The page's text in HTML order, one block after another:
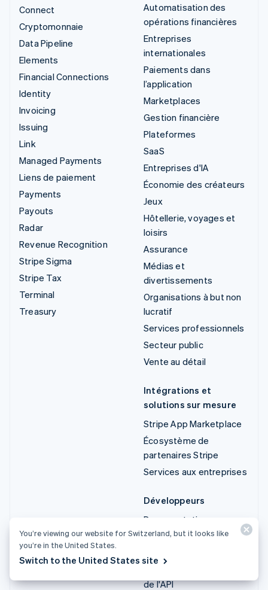
Connect
Cryptomonnaie
Data Pipeline
Elements
Financial Connections
Identity
Invoicing
Issuing
Link
Managed Payments
Liens de paiement
Payments
Payouts
Radar
Revenue Recognition
Stripe Sigma
Stripe Tax
Terminal
Treasury
Automatisation des
opérations financières
Entreprises
internationales
Paiements dans
l’application
Marketplaces
Gestion financière
Plateformes
SaaS
Entreprises d'IA
Économie des créateurs
Jeux
Hôtellerie, voyages et
loisirs
Assurance
Médias et
divertissements
Organisations à but non
lucratif
Services professionnels
Secteur public
Vente au détail
Intégrations et
solutions sur mesure
Stripe App Marketplace
Écosystème de
partenaires Stripe
Services aux entreprises
Développeurs
Documentation
Documentation de l'API
de l'API
You’re viewing our website for Switzerland, but it looks like
you’re in the United States.
Switch to the United States site